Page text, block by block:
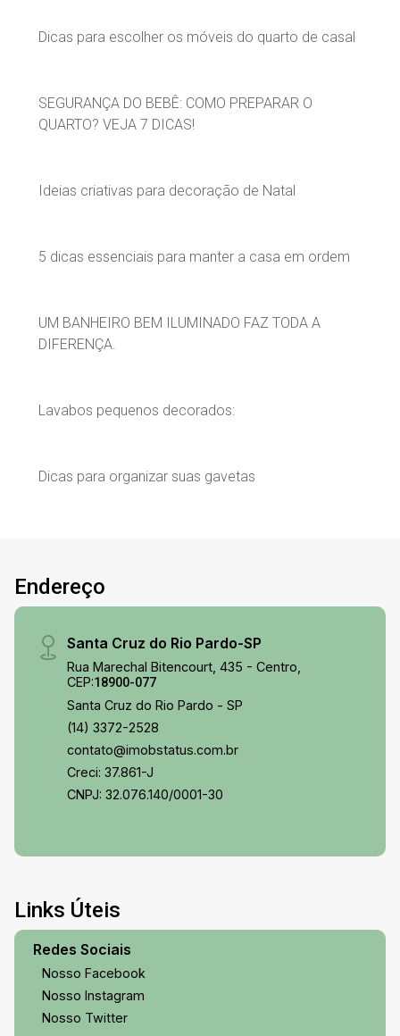
Dicas para escolher os móveis do quarto de casal
SEGURANÇA DO BEBÊ: COMO PREPARAR O
QUARTO? VEJA 7 DICAS!
Ideias criativas para decoração de Natal
5 dicas essenciais para manter a casa em ordem
UM BANHEIRO BEM ILUMINADO FAZ TODA A
DIFERENÇA.
Lavabos pequenos decorados:
Dicas para organizar suas gavetas
Endereço
Santa Cruz do Rio Pardo-SP
Rua Marechal Bitencourt, 435 - Centro,
CEP:18900-077
Santa Cruz do Rio Pardo - SP
(14) 3372-2528
contato@imobstatus.com.br
Creci: 37.861-J
CNPJ: 32.076.140/0001-30
Links Úteis
Redes Sociais
Nosso Facebook
Nosso Instagram
Nosso Twitter